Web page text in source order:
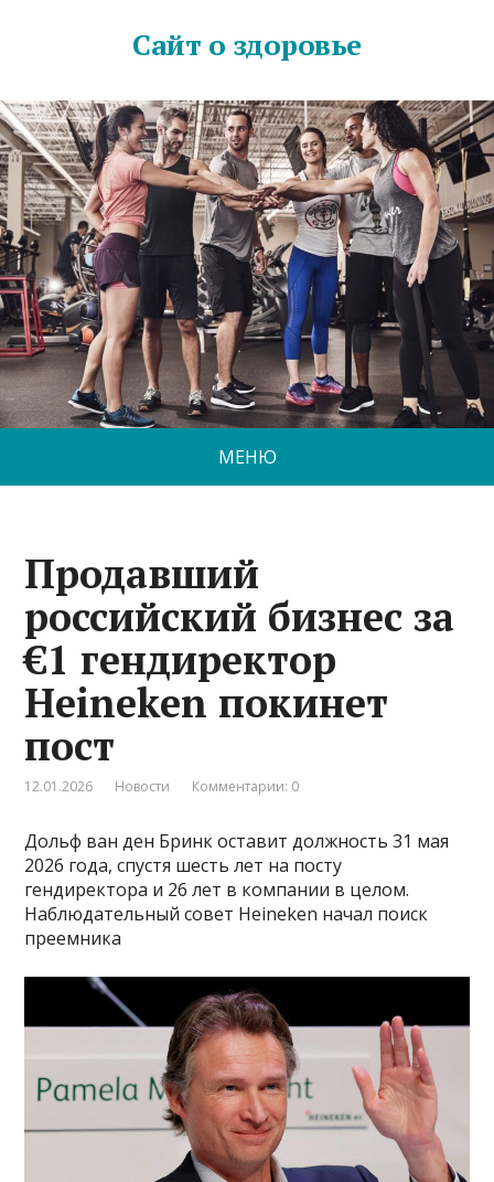
Сайт о здоровье
МЕНЮ
Продавший
российский бизнес за
€1 гендиректор
Heineken покинет
пост
12.01.2026 Новости Комментарии: 0
Дольф ван ден Бринк оставит должность 31 мая
2026 года, спустя шесть лет на посту
гендиректора и 26 лет в компании в целом.
Наблюдательный совет Heineken начал поиск
преемника